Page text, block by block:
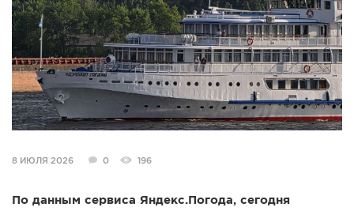
СПРАВКА
КАМЕРЫ
КОНКУРСЫ
СТАТЬИ
ГОЛОСОВАНИЯ
ПРЕДЛОЖИТЬ НОВОСТЬ
ФОТО
8 ИЮЛЯ 2026 0 196
По данным сервиса Яндекс.Погода, сегодня